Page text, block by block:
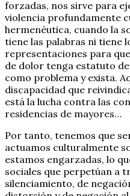
forzadas, nos sirve para
violencia profundamente
hermenéutica, cuando la
tiene las palabras ni tiene
representaciones para
de dolor tenga estatuto
como problema y exista.
discapacidad que
está la lucha contra las
residencias de mayores…
Por tanto, tenemos que
actuamos culturalmente
estamos engarzadas, lo
sociales que perpetúan a
silenciamiento, de